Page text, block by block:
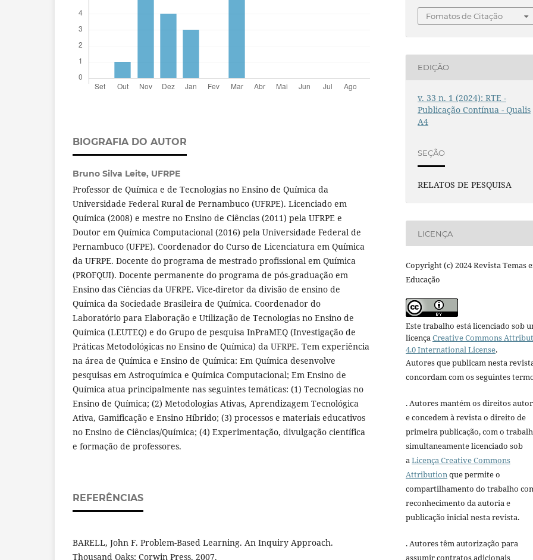
BIOGRAFIA DO AUTOR
Bruno Silva Leite, UFRPE
Professor de Química e de Tecnologias no Ensino de Química da
Universidade Federal Rural de Pernambuco (UFRPE). Licenciado em
Química (2008) e mestre no Ensino de Ciências (2011) pela UFRPE e
Doutor em Química Computacional (2016) pela Universidade Federal de
Pernambuco (UFPE). Coordenador do Curso de Licenciatura em Química
da UFRPE. Docente do programa de mestrado profissional em Química
(PROFQUI). Docente permanente do programa de pós-graduação em
Ensino das Ciências da UFRPE. Vice-diretor da divisão de ensino de
Química da Sociedade Brasileira de Química. Coordenador do
Laboratório para Elaboração e Utilização de Tecnologias no Ensino de
Química (LEUTEQ) e do Grupo de pesquisa InPraMEQ (Investigação de
Práticas Metodológicas no Ensino de Química) da UFRPE. Tem experiência
na área de Química e Ensino de Química: Em Química desenvolve
pesquisas em Astroquímica e Química Computacional; Em Ensino de
Química atua principalmente nas seguintes temáticas: (1) Tecnologias no
Ensino de Química; (2) Metodologias Ativas, Aprendizagem Tecnológica
Ativa, Gamificação e Ensino Híbrido; (3) processos e materiais educativos
no Ensino de Ciências/Química; (4) Experimentação, divulgação científica
e formação de professores.
REFERÊNCIAS
BARELL, John F. Problem-Based Learning. An Inquiry Approach.
Thousand Oaks: Corwin Press. 2007.
Fomatos de Citação
EDIÇÃO
v. 33 n. 1 (2024): RTE -
Publicação Contínua - Qualis
A4
SEÇÃO
RELATOS DE PESQUISA
LICENÇA
Copyright (c) 2024 Revista Temas
Educação
Este trabalho está licenciado sob
licençaCreative Commons
4.0 International License.
Autores que publicam nesta
concordam com os seguintes
. Autores mantém os direitos
e concedem à revista o direito de
primeira publicação, com o
simultaneamente licenciado sob
aLicença Creative Commons
Attributionque permite o
compartilhamento do trabalho
reconhecimento da autoria e
publicação inicial nesta revista.
. Autores têm autorização para
assumir contratos adicionais